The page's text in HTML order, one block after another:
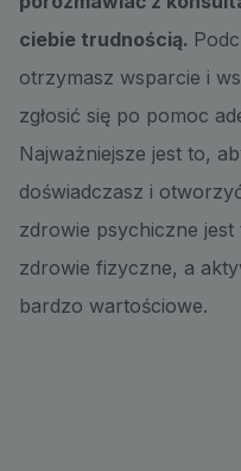
ciebie trudnością.
otrzymasz wsparcie i
zgłosić się po pomoc
Najważniejsze jest to,
doświadczasz i
zdrowie psychiczne
zdrowie fizyczne, a
bardzo wartościowe.